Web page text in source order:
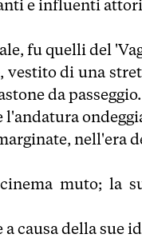
e influenti attori
fu quelli del
di una
da passeggio.
l'andatura
nell'era
muto; la
causa della sue